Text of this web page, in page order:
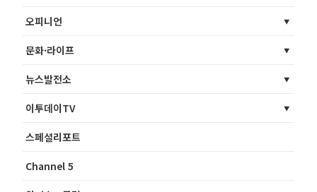
오피니언
문화·라이프
뉴스발전소
이투데이TV
스페셜리포트
Channel 5